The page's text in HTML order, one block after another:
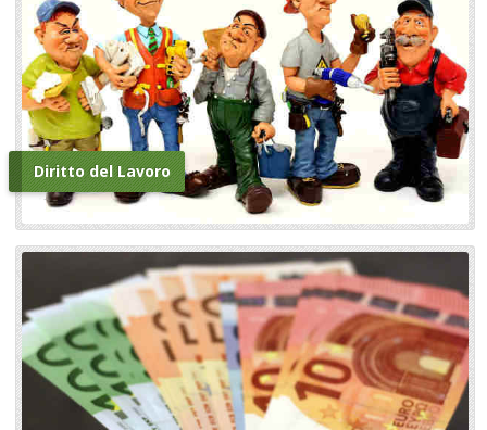
Diritto del Lavoro